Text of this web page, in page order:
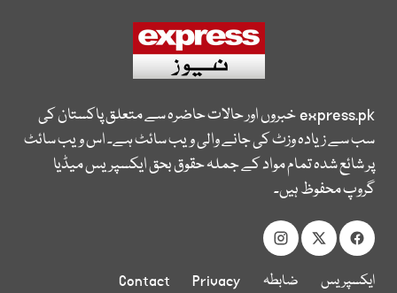
express.pkخبروں اور حالات حاضرہ سے متعلق پاکستان کی
سب سے زیادہ وزٹ کی جانے والی ویب سائٹ ہے۔ اس ویب سائٹ
پر شائع شدہ تمام مواد کے جملہ حقوق بحق ایکسپریس میڈیا
گروپ محفوظ ہیں۔
ایکسپریس
ضابطہ
Privacy
Contact